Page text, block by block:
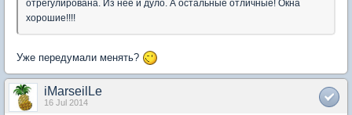
отрегулирована. Из неё и дуло. А остальные отличные! Окна
хорошие!!!!
Уже передумали менять?
iMarseilLe
16 Jul 2014